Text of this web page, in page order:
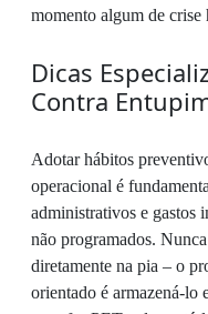
momento algum de crise
Dicas
Contra
Adotar hábitos
operacional é
administrativos e gastos
não programados.
diretamente na pia – o
orientado é armazená-lo